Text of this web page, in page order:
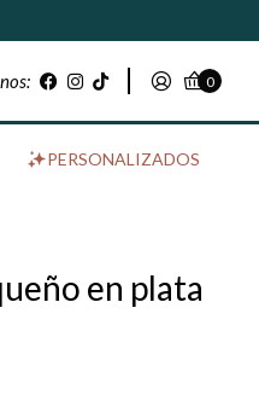
0
PERSONALIZADOS
en plata